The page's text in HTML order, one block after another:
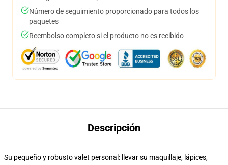
Número de seguimiento proporcionado para todos los
paquetes
Reembolso completo si el producto no es recibido
Descripción
Su pequeño y robusto valet personal: llevar su maquillaje, lápices,